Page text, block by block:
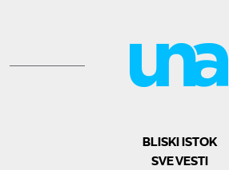
BLISKI ISTOK
SVE VESTI